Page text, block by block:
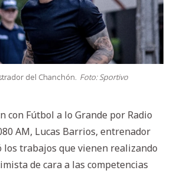
del Chanchón. Foto: Sportivo
con Fútbol a lo Grande por Radio
AM, Lucas Barrios, entrenador
trabajos que vienen realizando
de cara a las competencias